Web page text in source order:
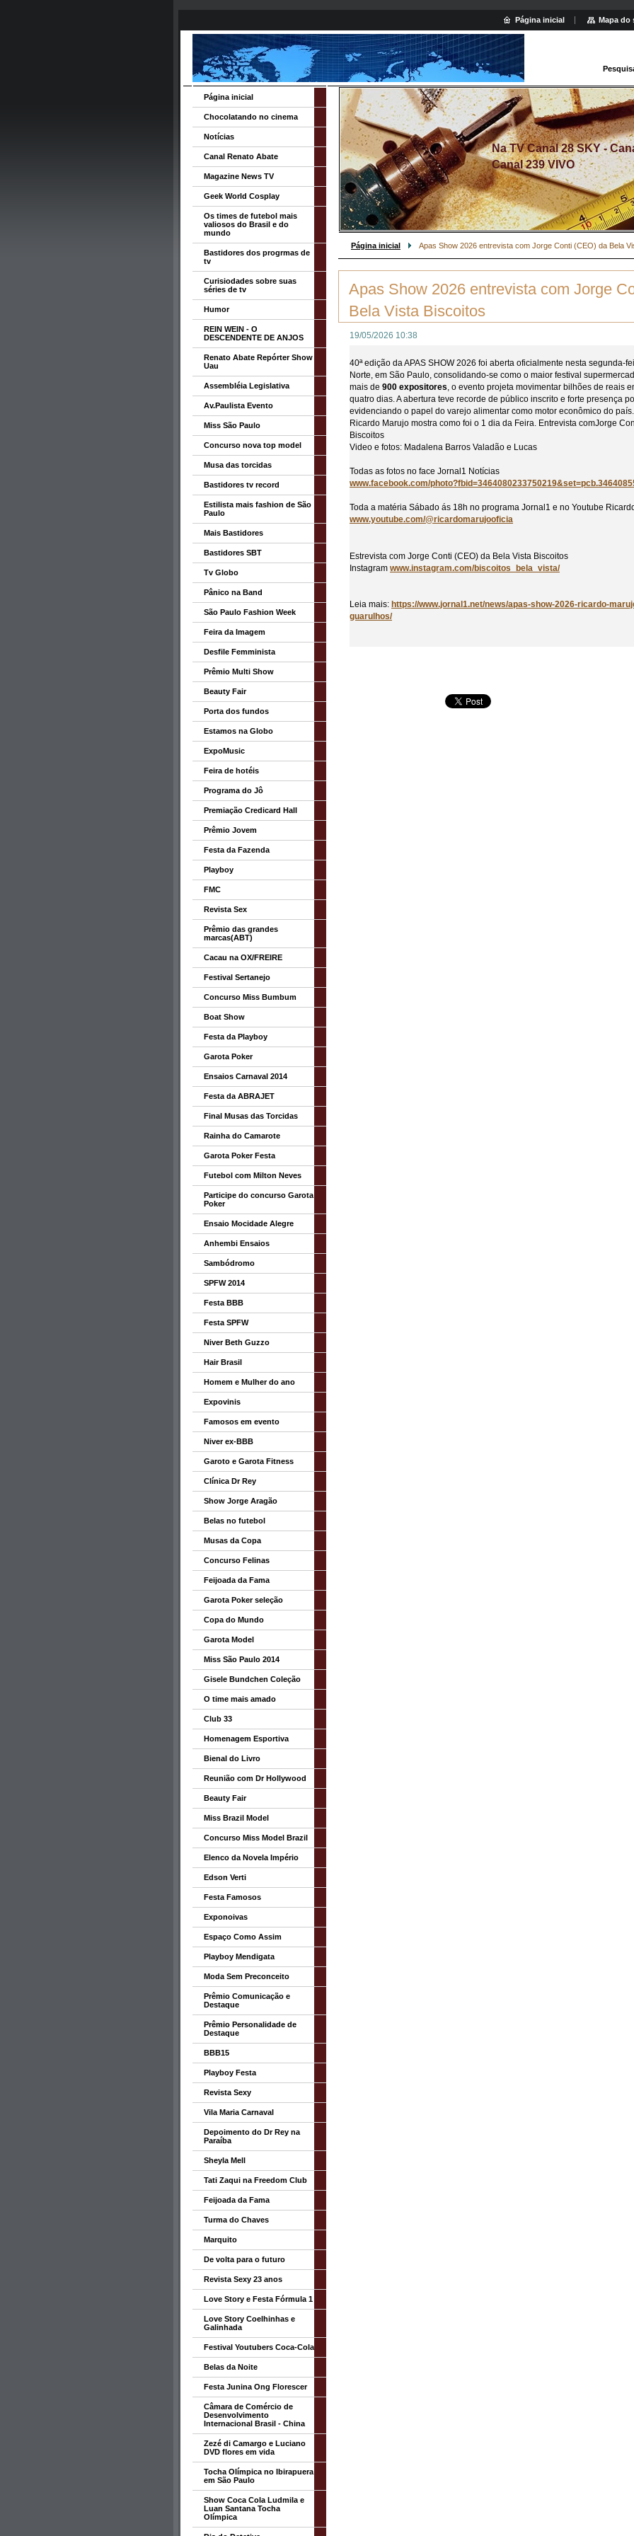
Na TV Canal 28 SKY -
Canal 239 VIVO
Página inicial Apas Show 2026 entrevista com Jorge Conti (CEO) da Bela
Apas Show 2026 entrevista com Jorge
Bela Vista Biscoitos
19/05/2026 10:38
40ª edição da APAS SHOW 2026 foi aberta oficialmente nesta segunda-
Norte, em São Paulo, consolidando-se como o maior festival
mais de 900 expositores, o evento projeta movimentar bilhões de reais
quatro dias. A abertura teve recorde de público inscrito e forte presença
evidenciando o papel do varejo alimentar como motor econômico do país.
Ricardo Marujo mostra como foi o 1 dia da Feira. Entrevista comJorge
Biscoitos
Video e fotos: Madalena Barros Valadão e Lucas
Todas as fotos no face Jornal1 Notícias
www.facebook.com/
Toda a matéria Sábado ás 18h no programa Jornal1 e no Youtube
www.youtube.com/@ricardomarujooficia
Estrevista com Jorge Conti (CEO) da Bela Vista Biscoitos
Instagram www.instagram.com/biscoitos_bela_vista/
Leia mais: https://www.jornal1.net/news/apas-show-2026-ricardo-
guarulhos/
Página inicial
Chocolatando no cinema
Notícias
Canal Renato Abate
Magazine News TV
Geek World Cosplay
Os times de futebol mais
valiosos do Brasil e do
mundo
Bastidores dos progrmas de
tv
Curisiodades sobre suas
séries de tv
Humor
REIN WEIN - O
DESCENDENTE DE ANJOS
Renato Abate Repórter Show
Uau
Assembléia Legislativa
Av.Paulista Evento
Miss São Paulo
Concurso nova top model
Musa das torcidas
Bastidores tv record
Estilista mais fashion de São
Paulo
Mais Bastidores
Bastidores SBT
Tv Globo
Pânico na Band
São Paulo Fashion Week
Feira da Imagem
Desfile Femminista
Prêmio Multi Show
Beauty Fair
Porta dos fundos
Estamos na Globo
ExpoMusic
Feira de hotéis
Programa do Jô
Premiação Credicard Hall
Prêmio Jovem
Festa da Fazenda
Playboy
FMC
Revista Sex
Prêmio das grandes
marcas(ABT)
Cacau na OX/FREIRE
Festival Sertanejo
Concurso Miss Bumbum
Boat Show
Festa da Playboy
Garota Poker
Ensaios Carnaval 2014
Festa da ABRAJET
Final Musas das Torcidas
Rainha do Camarote
Garota Poker Festa
Futebol com Milton Neves
Participe do concurso Garota
Poker
Ensaio Mocidade Alegre
Anhembi Ensaios
Sambódromo
SPFW 2014
Festa BBB
Festa SPFW
Niver Beth Guzzo
Hair Brasil
Homem e Mulher do ano
Expovinis
Famosos em evento
Niver ex-BBB
Garoto e Garota Fitness
Clínica Dr Rey
Show Jorge Aragão
Belas no futebol
Musas da Copa
Concurso Felinas
Feijoada da Fama
Garota Poker seleção
Copa do Mundo
Garota Model
Miss São Paulo 2014
Gisele Bundchen Coleção
O time mais amado
Club 33
Homenagem Esportiva
Bienal do Livro
Reunião com Dr Hollywood
Beauty Fair
Miss Brazil Model
Concurso Miss Model Brazil
Elenco da Novela Império
Edson Verti
Festa Famosos
Exponoivas
Espaço Como Assim
Playboy Mendigata
Moda Sem Preconceito
Prêmio Comunicação e
Destaque
Prêmio Personalidade de
Destaque
BBB15
Playboy Festa
Revista Sexy
Vila Maria Carnaval
Depoimento do Dr Rey na
Paraíba
Sheyla Mell
Tati Zaqui na Freedom Club
Feijoada da Fama
Turma do Chaves
Marquito
De volta para o futuro
Revista Sexy 23 anos
Love Story e Festa Fórmula 1
Love Story Coelhinhas e
Galinhada
Festival Youtubers Coca-Cola
Belas da Noite
Festa Junina Ong Florescer
Câmara de Comércio de
Desenvolvimento
Internacional Brasil - China
Zezé di Camargo e Luciano
DVD flores em vida
Tocha Olímpica no Ibirapuera
em São Paulo
Show Coca Cola Ludmila e
Luan Santana Tocha
Olímpica
Página inicial Mapa do